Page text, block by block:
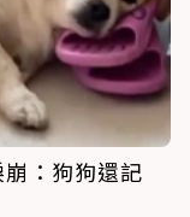
：狗狗還記